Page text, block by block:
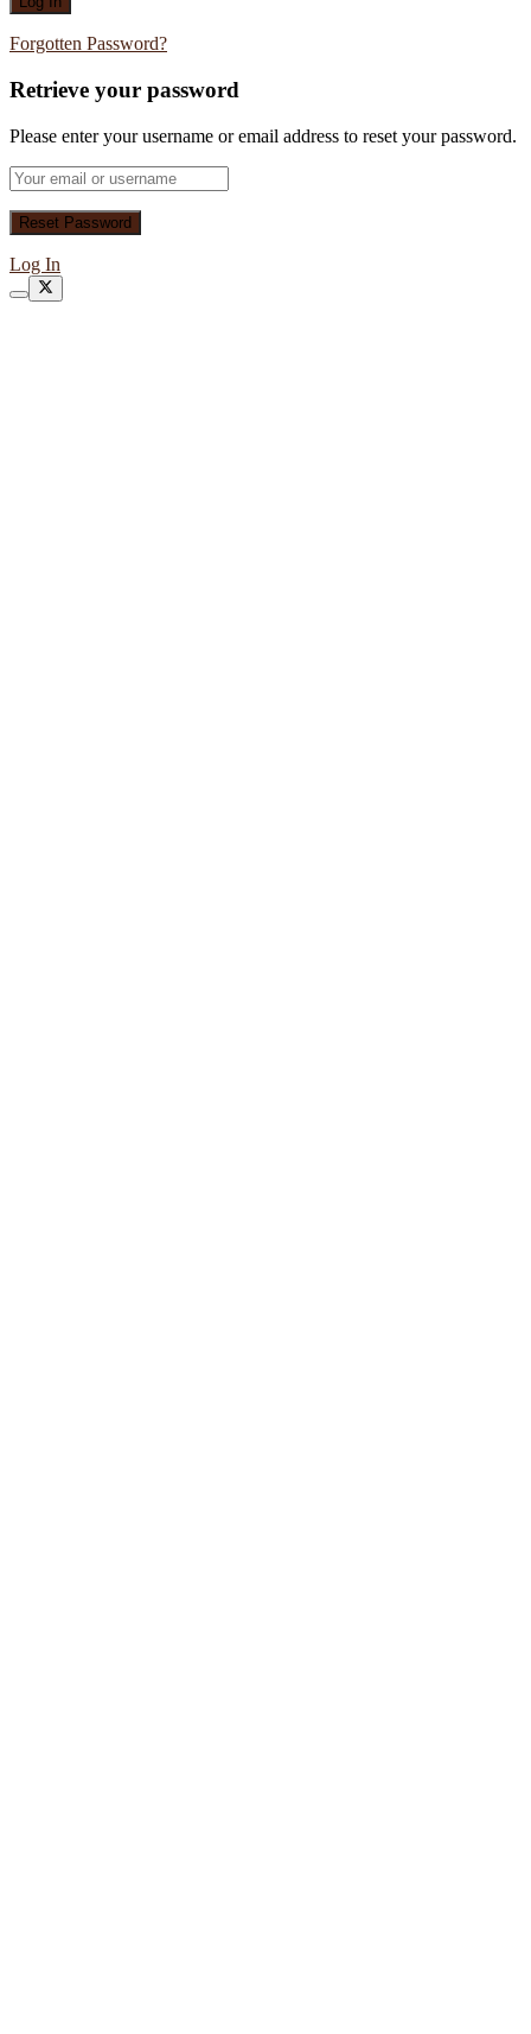
Forgotten Password?
Retrieve your password
Please enter your username or email address to reset your password.
Log In